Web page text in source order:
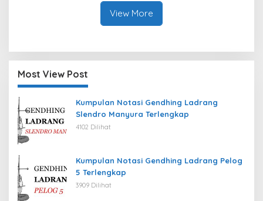
View More
Most View Post
Kumpulan Notasi Gendhing Ladrang
Slendro Manyura Terlengkap
4102 Dilihat
Kumpulan Notasi Gendhing Ladrang Pelog
5 Terlengkap
3909 Dilihat